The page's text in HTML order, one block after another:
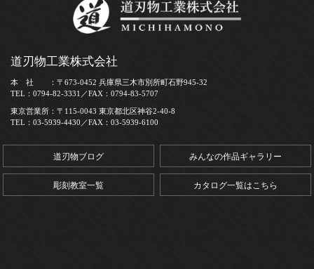
道刃物工業株式会社
本 社 ：〒673-0452 兵庫県三木市別所町石野945-32
TEL：0794-82-3331／FAX：0794-83-5707
東京営業所：〒115-0043 東京都北区神谷2-40-8
TEL：03-5939-4430／FAX：03-5939-6100
道刃物ブログ みんなの作品ギャラリー
彫刻教室一覧 カタログ一覧はこちら